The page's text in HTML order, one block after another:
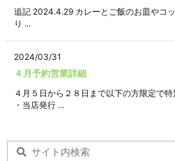
追記 2024.4.29 カレーとご飯のお皿やコ
り ...
2024/03/31
４月予約営業詳細
４月５日から２８日まで以下の方限定で
・当店発行 ...